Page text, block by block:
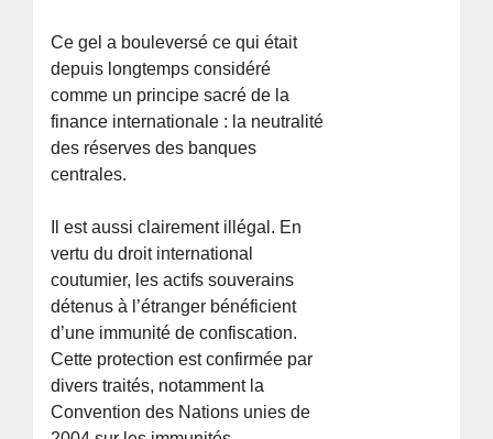
Ce gel a bouleversé ce qui était
depuis longtemps considéré
comme un principe sacré de la
finance internationale : la neutralité
des réserves des banques
centrales.
Il est aussi clairement illégal. En
vertu du droit international
coutumier, les actifs souverains
détenus à l’étranger bénéficient
d’une immunité de confiscation.
Cette protection est confirmée par
divers traités, notamment la
Convention des Nations unies de